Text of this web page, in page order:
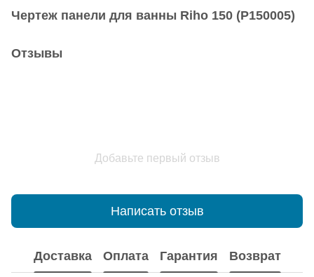
Чертеж панели для ванны Riho 150 (P150005)
Отзывы
Добавьте первый отзыв
Написать отзыв
Доставка Оплата Гарантия Возврат